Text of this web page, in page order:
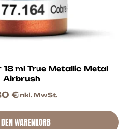
18 ml True Metallic Metal
Airbrush
€inkl. MwSt.
WARENKORB